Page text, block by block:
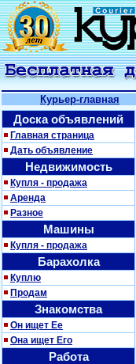
Курьер-главная
Доска объявлений
Главная страница
Дать объявление
Недвижимость
Купля - продажа
Аренда
Разное
Машины
Купля - продажа
Барахолка
Куплю
Продам
Знакомства
Он ищет Ее
Она ищет Его
Работа